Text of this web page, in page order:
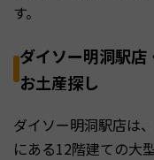
す。
ダイソー明洞駅店
お土産探し
ダイソー明洞駅店は
にある12階建ての大